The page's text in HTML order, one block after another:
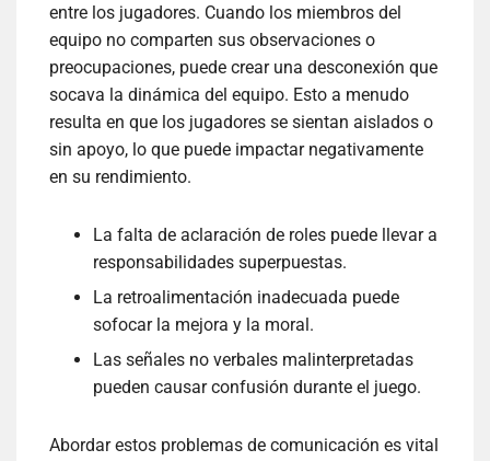
entre los jugadores. Cuando los miembros del
equipo no comparten sus observaciones o
preocupaciones, puede crear una desconexión que
socava la dinámica del equipo. Esto a menudo
resulta en que los jugadores se sientan aislados o
sin apoyo, lo que puede impactar negativamente
en su rendimiento.
La falta de aclaración de roles puede llevar a
responsabilidades superpuestas.
La retroalimentación inadecuada puede
sofocar la mejora y la moral.
Las señales no verbales malinterpretadas
pueden causar confusión durante el juego.
Abordar estos problemas de comunicación es vital